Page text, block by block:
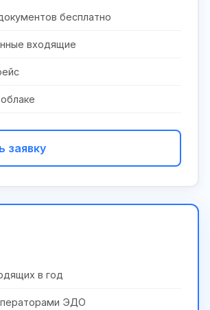
бесплатно
входящие
заявку
в год
ЭДО